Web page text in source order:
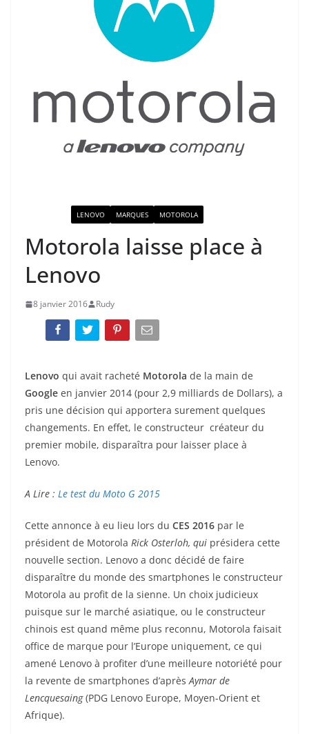
LENOVO MARQUES MOTOROLA
Motorola laisse place à
Lenovo
8 janvier 2016 Rudy
Lenovo qui avait racheté Motorola de la main de
Google en janvier 2014 (pour 2,9 milliards de Dollars), a
pris une décision qui apportera surement quelques
changements. En effet, le constructeur créateur du
premier mobile, disparaîtra pour laisser place à
Lenovo.
A Lire : Le test du Moto G 2015
Cette annonce à eu lieu lors du CES 2016 par le
président de Motorola Rick Osterloh, qui présidera cette
nouvelle section. Lenovo a donc décidé de faire
disparaître du monde des smartphones le constructeur
Motorola au profit de la sienne. Un choix judicieux
puisque sur le marché asiatique, ou le constructeur
chinois est quand même plus reconnu, Motorola faisait
office de marque pour l’Europe uniquement, ce qui
amené Lenovo à profiter d’une meilleure notoriété pour
la revente de smartphones d’après Aymar de
Lencquesaing(PDG Lenovo Europe, Moyen-Orient et
Afrique).